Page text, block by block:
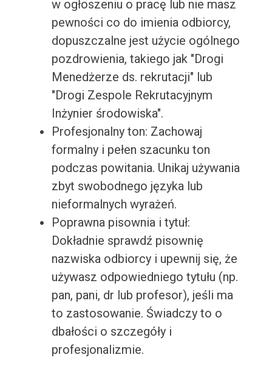
w ogłoszeniu o pracę lub nie masz
pewności co do imienia odbiorcy,
dopuszczalne jest użycie ogólnego
pozdrowienia, takiego jak "Drogi
Menedżerze ds. rekrutacji" lub
"Drogi Zespole Rekrutacyjnym
Inżynier środowiska".
Profesjonalny ton: Zachowaj
formalny i pełen szacunku ton
podczas powitania. Unikaj używania
zbyt swobodnego języka lub
nieformalnych wyrażeń.
Poprawna pisownia i tytuł:
Dokładnie sprawdź pisownię
nazwiska odbiorcy i upewnij się, że
używasz odpowiedniego tytułu (np.
pan, pani, dr lub profesor), jeśli ma
to zastosowanie. Świadczy to o
dbałości o szczegóły i
profesjonalizmie.